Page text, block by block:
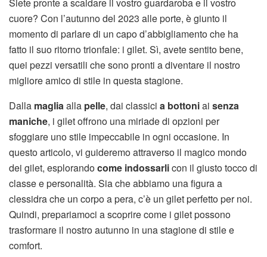
cuore? Con l’autunno del 2023 alle porte, è giunto il
momento di parlare di un capo d’abbigliamento che ha
fatto il suo ritorno trionfale: i gilet. Sì, avete sentito bene,
quei pezzi versatili che sono pronti a diventare il nostro
migliore amico di stile in questa stagione.
Dalla maglia alla pelle, dai classici a bottoniai senza
maniche, i gilet offrono una miriade di opzioni per
sfoggiare uno stile impeccabile in ogni occasione. In
questo articolo, vi guideremo attraverso il magico mondo
dei gilet, esplorandocome indossarlicon il giusto tocco di
classe e personalità. Sia che abbiamo una figura a
clessidra che un corpo a pera, c’è un gilet perfetto per noi.
Quindi, prepariamoci a scoprire come i gilet possono
trasformare il nostro autunno in una stagione di stile e
comfort.